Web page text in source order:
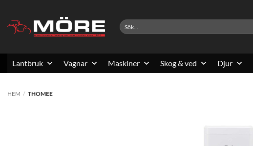
content
Sök
efter:
Lantbruk Vagnar Maskiner Skog & ved Djur
HEM / THOMEE